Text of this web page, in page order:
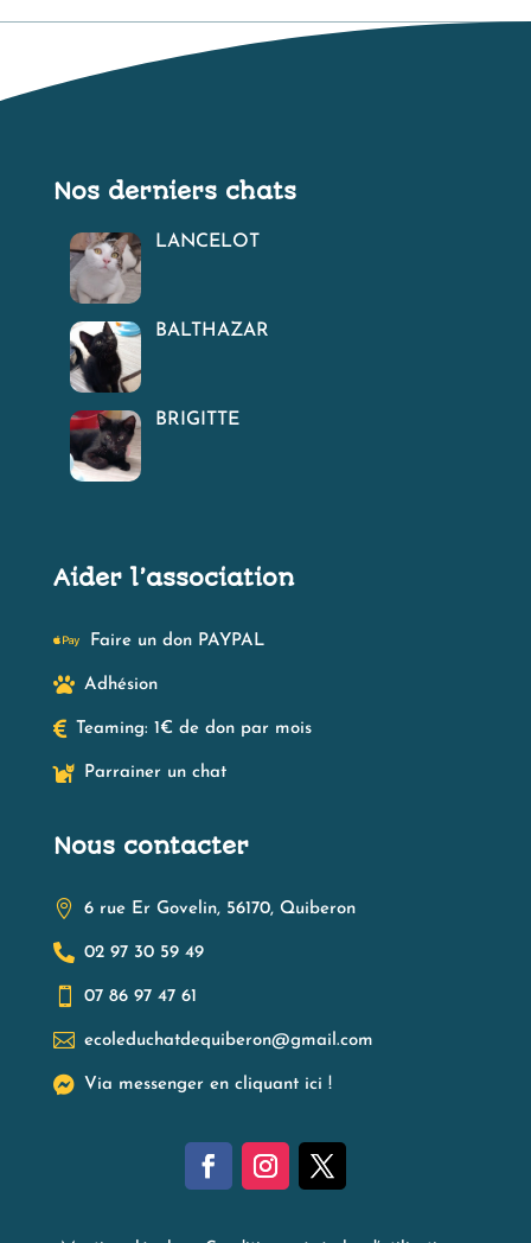
Nos derniers chats
LANCELOT
BALTHAZAR
BRIGITTE
Aider l’association
 Faire un don PAYPAL
 Adhésion
 Teaming: 1€ de don par mois
 Parrainer un chat
Nous contacter
 6 rue Er Govelin, 56170, Quiberon
 02 97 30 59 49
 07 86 97 47 61
 ecoleduchatdequiberon@gmail.com
 Via messenger en cliquant ici !